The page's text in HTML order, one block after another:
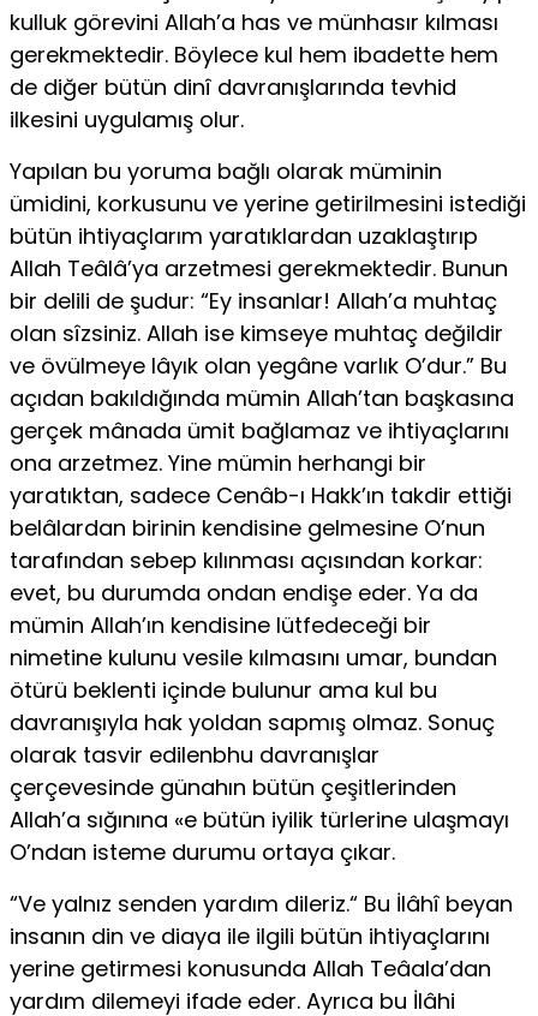
kulluk görevini Allah’a has ve münhasır kılması
gerek­mektedir. Böylece kul hem ibadette hem
de diğer bütün dinî davranışlarında tevhid
ilkesini uygulamış olur.
Yapılan bu yoruma bağlı olarak müminin
ümidini, korkusunu ve yerine ge­tirilmesini istediği
bütün ihtiyaçlarım yaratıklardan uzaklaştırıp
Allah Teâlâ’ya arzetmesi gerekmektedir. Bunun
bir delili de şudur: “Ey insanlar! Allah’a muh­taç
olan sîzsiniz. Allah ise kimseye muhtaç değildir
ve övülmeye lâyık olan yegâne varlık O’dur.” Bu
açıdan bakıldığında mümin Allah’tan başkasına
gerçek mânada ümit bağlamaz ve ihtiyaçlarını
ona arzetmez. Yine mümin her­hangi bir
yaratıktan, sadece Cenâb-ı Hakk’ın takdir ettiği
belâlardan birinin kendisine gelmesine O’nun
tarafından sebep kılınması açısından korkar:
evet, bu durumda ondan endişe eder. Ya da
mümin Allah’ın kendisine lütfedeceği bir
nimetine kulunu vesile kılmasını umar, bundan
ötürü beklenti içinde bulunur ama kul bu
davranışıyla hak yoldan sapmış olmaz. Sonuç
olarak tasvir edilenbhu davranışlar
çerçevesinde günahın bütün çeşitlerinden
Allah’a sığınına «e bütün iyilik türlerine ulaşmayı
O’ndan isteme durumu ortaya çıkar.
“Ve yalnız senden yardım dileriz.“ Bu İlâhî beyan
insanın din ve diaya ile ilgili bütün ihtiyaçlarını
yerine getirmesi konusunda Allah Teâala’dan
yar­dım dilemeyi ifade eder. Ayrıca bu İlâhi